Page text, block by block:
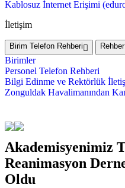
Kablosuz İnternet Erişimi
İletişim
Birim Telefon Rehberi Rehber
Birimler
Personel Telefon Rehberi
Bilgi Edinme ve Rektörlük
Zonguldak Havalimanından
Akademisyenimiz
Reanimasyon
Oldu